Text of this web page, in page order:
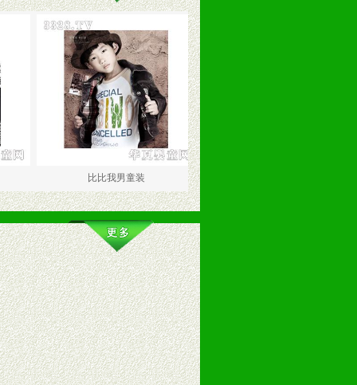
比比我男童装